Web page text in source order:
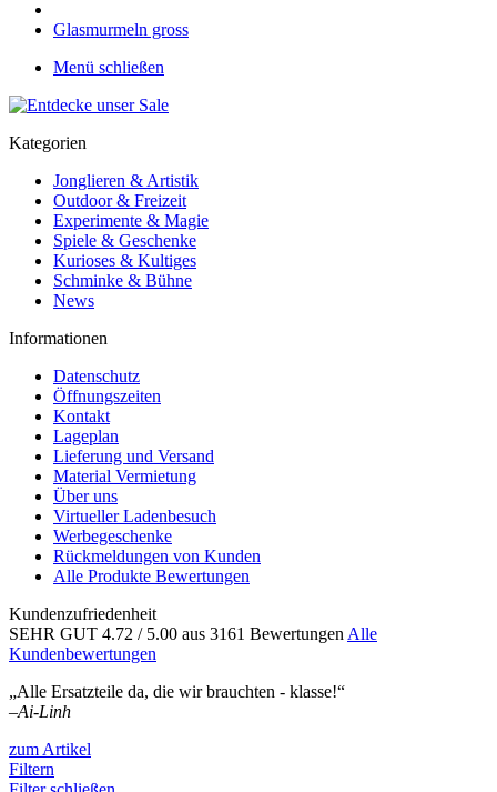
Glasmurmeln gross
Menü schließen
Kategorien
Jonglieren & Artistik
Outdoor & Freizeit
Experimente & Magie
Spiele & Geschenke
Kurioses & Kultiges
Schminke & Bühne
News
Informationen
Datenschutz
Öffnungszeiten
Kontakt
Lageplan
Lieferung und Versand
Material Vermietung
Über uns
Virtueller Ladenbesuch
Werbegeschenke
Rückmeldungen von Kunden
Alle Produkte Bewertungen
Kundenzufriedenheit
SEHR GUT 4.72 / 5.00 aus 3161 Bewertungen Alle
Kundenbewertungen
„Alle Ersatzteile da, die wir brauchten - klasse!“
–Ai-Linh
zum Artikel
Filtern